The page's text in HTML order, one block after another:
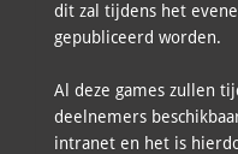
dit zal tijdens het
gepubliceerd worden.
Al deze games zullen
deelnemers
intranet en het is